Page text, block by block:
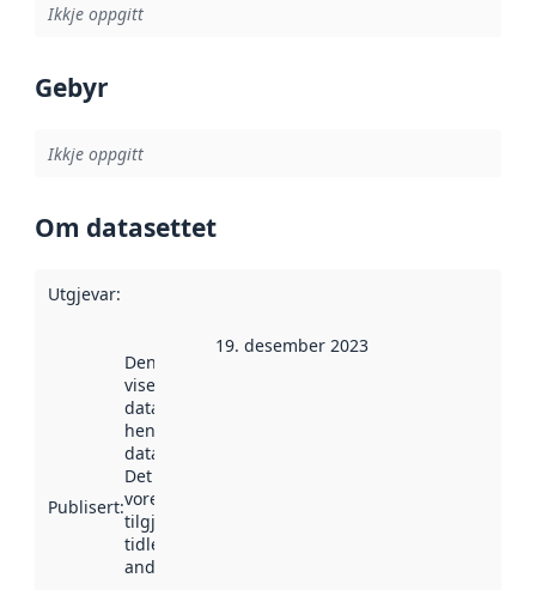
Ikkje oppgitt
Gebyr
Ikkje oppgitt
Om datasettet
Utgjevar:
Publisert:
Denne datoen
viser når
datasettet vart
henta inn av
data.norge.no.
Det kan ha
vore
tilgjengeleg
tidlegare
andre stader.
19. desember 2023